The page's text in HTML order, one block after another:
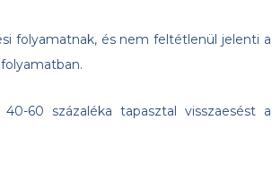
folyamatnak, és nem feltétlenül jelenti a
60 százaléka tapasztal visszaesést a